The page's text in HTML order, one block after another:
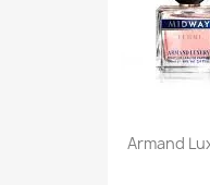
Armand